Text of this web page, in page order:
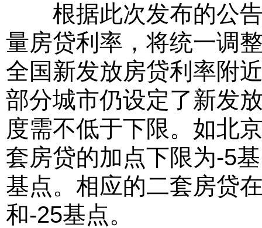
根据此次发布的公告
量房贷利率，将统一调
全国新发放房贷利率附
部分城市仍设定了新发
度需不低于下限。如北
套房贷的加点下限为-5
基点。相应的二套房贷
和-25基点。